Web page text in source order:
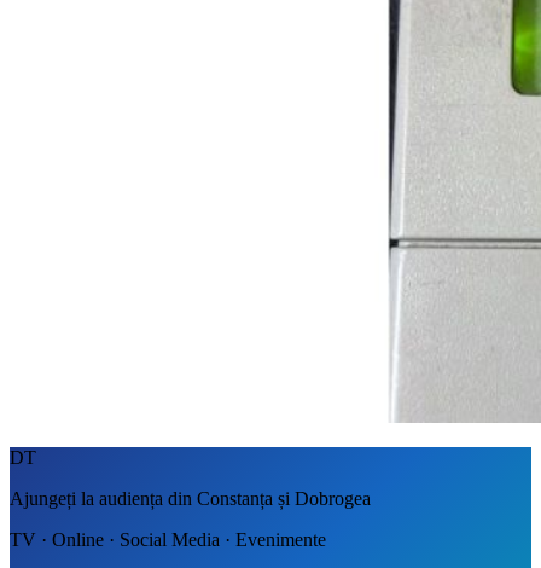
DT
Ajungeți la audiența din Constanța și Dobrogea
TV · Online · Social Media · Evenimente